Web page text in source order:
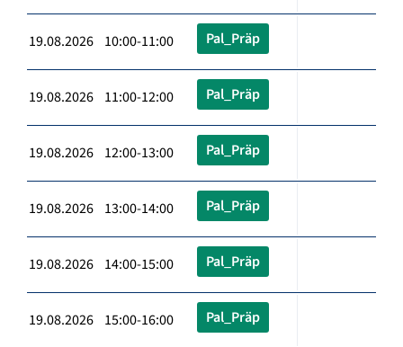
19.08.2026 10:00-11:00 Pal_Präp
19.08.2026 11:00-12:00 Pal_Präp
19.08.2026 12:00-13:00 Pal_Präp
19.08.2026 13:00-14:00 Pal_Präp
19.08.2026 14:00-15:00 Pal_Präp
19.08.2026 15:00-16:00 Pal_Präp